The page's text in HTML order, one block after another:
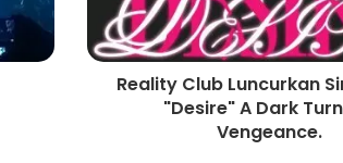
Reality Club Luncurkan
"Desire" A Dark
Vengeance.